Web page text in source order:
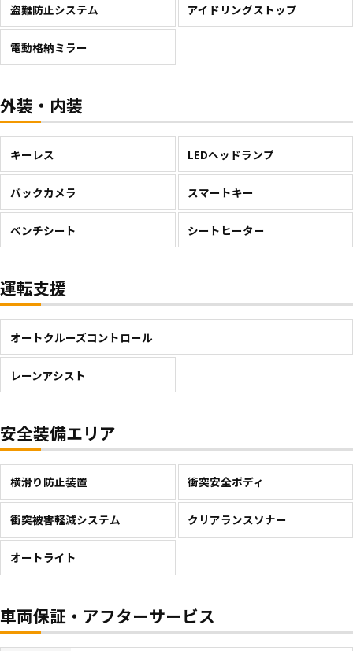
盗難防止システム アイドリングストップ
電動格納ミラー
外装・内装
キーレス LEDヘッドランプ
バックカメラ スマートキー
ベンチシート シートヒーター
運転支援
オートクルーズコントロール
レーンアシスト
安全装備エリア
横滑り防止装置 衝突安全ボディ
衝突被害軽減システム クリアランスソナー
オートライト
車両保証・アフターサービス